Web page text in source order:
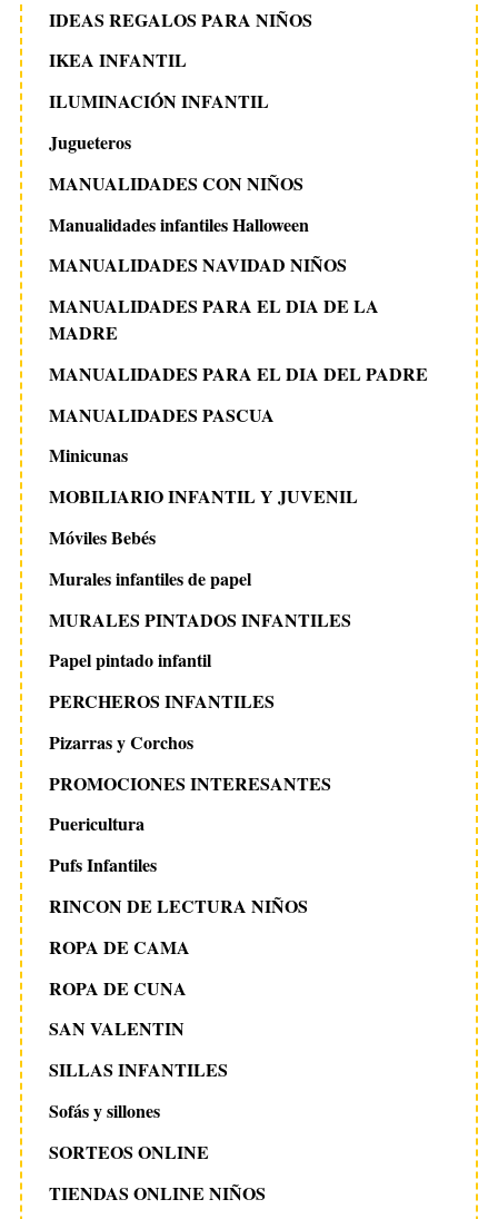
IDEAS REGALOS PARA NIÑOS
IKEA INFANTIL
ILUMINACIÓN INFANTIL
Jugueteros
MANUALIDADES CON NIÑOS
Manualidades infantiles Halloween
MANUALIDADES NAVIDAD NIÑOS
MANUALIDADES PARA EL DIA DE LA
MADRE
MANUALIDADES PARA EL DIA DEL PADRE
MANUALIDADES PASCUA
Minicunas
MOBILIARIO INFANTIL Y JUVENIL
Móviles Bebés
Murales infantiles de papel
MURALES PINTADOS INFANTILES
Papel pintado infantil
PERCHEROS INFANTILES
Pizarras y Corchos
PROMOCIONES INTERESANTES
Puericultura
Pufs Infantiles
RINCON DE LECTURA NIÑOS
ROPA DE CAMA
ROPA DE CUNA
SAN VALENTIN
SILLAS INFANTILES
Sofás y sillones
SORTEOS ONLINE
TIENDAS ONLINE NIÑOS